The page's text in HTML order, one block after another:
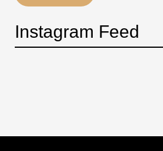
Instagram Feed
Akkordeon öffnen, bzw. schliessen